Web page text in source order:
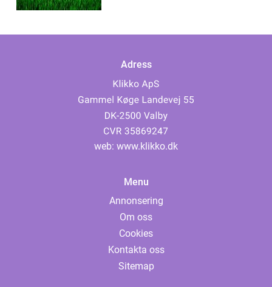
Adress
web: www.klikko.dk
Menu
Annonsering
Om oss
Cookies
Kontakta oss
Sitemap